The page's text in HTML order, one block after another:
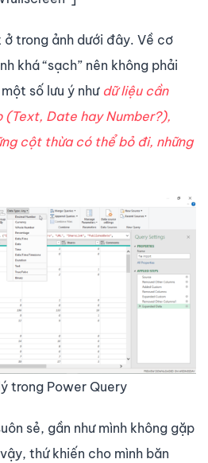
trong ảnh dưới đây. Về cơ
khá “sạch” nên không phải
số lưu ý như dữ liệu cần
(Text, Date hay Number?),
cột thừa có thể bỏ đi, những
trong Power Query
sẻ, gần như mình không gặp
thứ khiến cho mình băn